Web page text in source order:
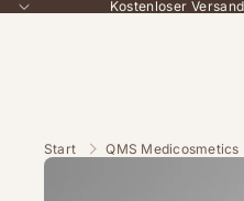
Kostenloser
Start QMS Medicosmetics